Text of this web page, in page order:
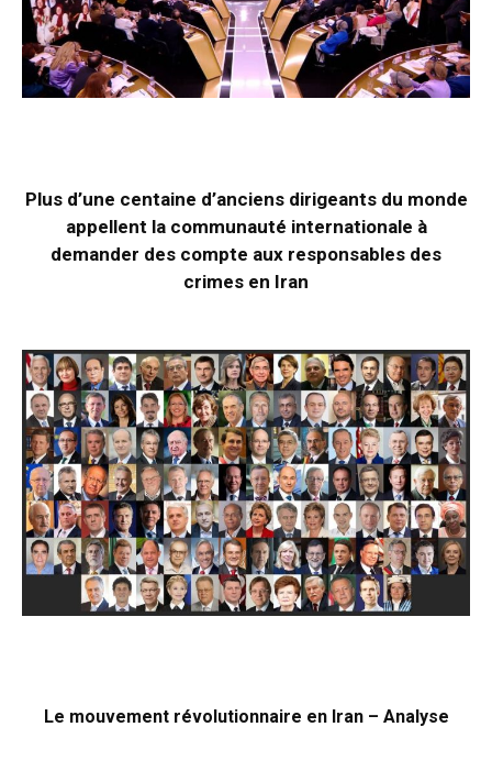
Plus d’une centaine d’anciens dirigeants du monde
appellent la communauté internationale à
demander des compte aux responsables des
crimes en Iran
Le mouvement révolutionnaire en Iran – Analyse